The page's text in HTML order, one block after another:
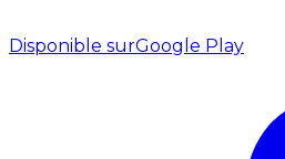
Disponible surGoogle Play